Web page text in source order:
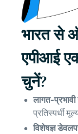
भारत से
एपीआई
चुनें?
लागत-प्रभावी
प्रतिस्पर्धी
विशेषज्ञ